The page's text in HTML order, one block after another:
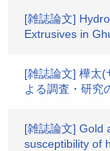
[雑誌論文]
Extrusives in
[雑誌論文] 樺太(
よる調査・研究
[雑誌論文] Gold
susceptibility of